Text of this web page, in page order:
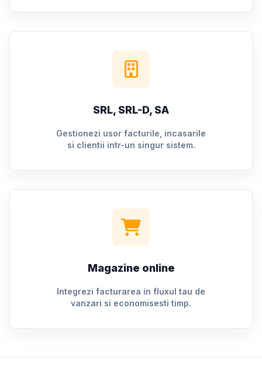
SRL, SRL-D, SA
Gestionezi usor facturile, incasarile
si clientii intr-un singur sistem.
Magazine online
Integrezi facturarea in fluxul tau de
vanzari si economisesti timp.